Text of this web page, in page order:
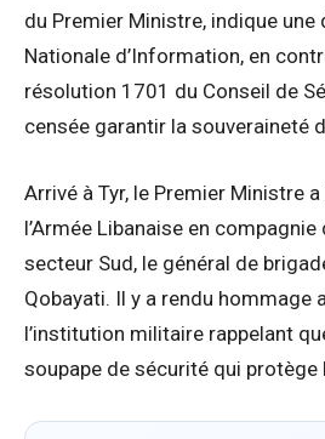
du Premier Ministre, indique une
Nationale d’Information, en
résolution 1701 du Conseil de
censée garantir la souveraineté
Arrivé à Tyr, le Premier Ministre
l’Armée Libanaise en
secteur Sud, le général de
Qobayati. Il y a rendu hommage
l’institution militaire rappelant
soupape de sécurité qui protège